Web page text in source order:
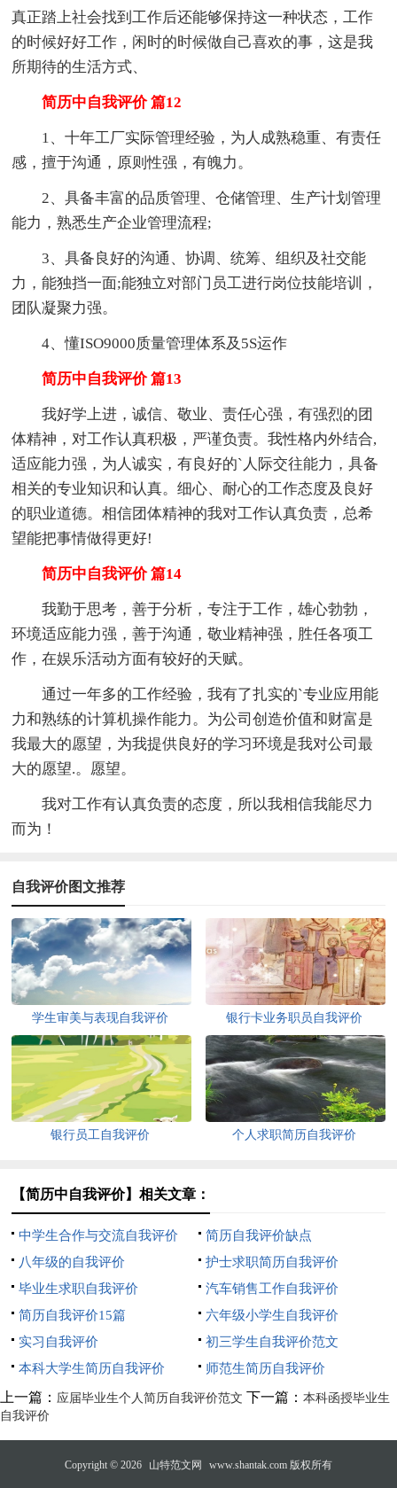
真正踏上社会找到工作后还能够保持这一种状态，工作
的时候好好工作，闲时的时候做自己喜欢的事，这是我
所期待的生活方式、
简历中自我评价 篇12
1、十年工厂实际管理经验，为人成熟稳重、有责任
感，擅于沟通，原则性强，有魄力。
2、具备丰富的品质管理、仓储管理、生产计划管理
能力，熟悉生产企业管理流程;
3、具备良好的沟通、协调、统筹、组织及社交能
力，能独挡一面;能独立对部门员工进行岗位技能培训，
团队凝聚力强。
4、懂ISO9000质量管理体系及5S运作
简历中自我评价 篇13
我好学上进，诚信、敬业、责任心强，有强烈的团
体精神，对工作认真积极，严谨负责。我性格内外结合,
适应能力强，为人诚实，有良好的`人际交往能力，具备
相关的专业知识和认真。细心、耐心的工作态度及良好
的职业道德。相信团体精神的我对工作认真负责，总希
望能把事情做得更好!
简历中自我评价 篇14
我勤于思考，善于分析，专注于工作，雄心勃勃，
环境适应能力强，善于沟通，敬业精神强，胜任各项工
作，在娱乐活动方面有较好的天赋。
通过一年多的工作经验，我有了扎实的`专业应用能
力和熟练的计算机操作能力。为公司创造价值和财富是
我最大的愿望，为我提供良好的学习环境是我对公司最
大的愿望.。愿望。
我对工作有认真负责的态度，所以我相信我能尽力
而为！
自我评价图文推荐
学生审美与表现自我评价 银行卡业务职员自我评价
银行员工自我评价 个人求职简历自我评价
【简历中自我评价】相关文章：
中学生合作与交流自我评价
简历自我评价缺点
八年级的自我评价
护士求职简历自我评价
毕业生求职自我评价
汽车销售工作自我评价
简历自我评价15篇
六年级小学生自我评价
实习自我评价
初三学生自我评价范文
本科大学生简历自我评价
师范生简历自我评价
上一篇： 应届毕业生个人简历自我评价范文 下一篇： 本科函授毕业生
自我评价
Copyright © 2026 山特范文网 www.shantak.com 版权所有